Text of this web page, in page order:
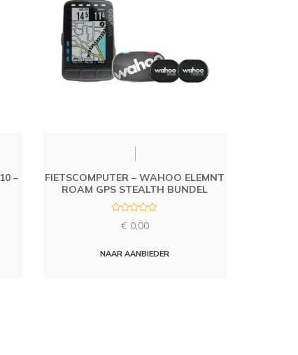
–
FIETSCOMPUTER – WAHOO ELEMNT
ROAM GPS STEALTH BUNDEL
d
€ 0,00
NAAR AANBIEDER